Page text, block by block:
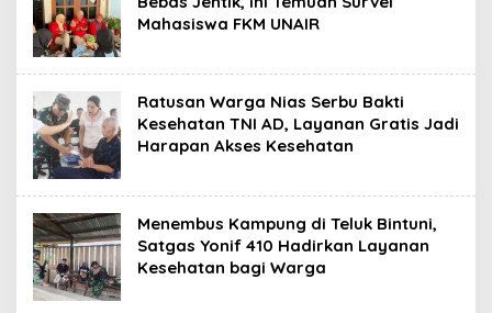
Mahasiswa FKM UNAIR
Ratusan Warga Nias Serbu Bakti
Kesehatan TNI AD, Layanan Gratis Jadi
Harapan Akses Kesehatan
Menembus Kampung di Teluk Bintuni,
Satgas Yonif 410 Hadirkan Layanan
Kesehatan bagi Warga